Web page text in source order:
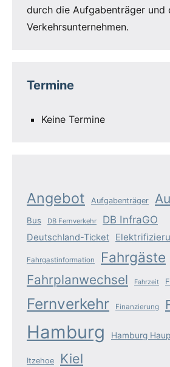
durch die Aufgabenträger und
Verkehrsunternehmen.
Termine
Keine Termine
Angebot Aufgabenträger
Bus DB Fernverkehr DB InfraGO
Deutschland-Ticket
Fahrgastinformation Fahrgäste
Fahrplanwechsel Fahrzeit
Fernverkehr Finanzierung
Hamburg Hamburg
Itzehoe Kiel